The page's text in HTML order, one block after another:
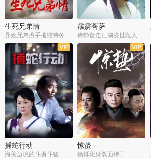
生死兄弟情
异姓兄弟携手摧毁特务阴谋
霹雳菩萨
徐静蕾走江湖济世救人
全22集
捕蛇行动
海关边境的斗勇斗智
全39集
惊蛰
杨烁化身双面特工